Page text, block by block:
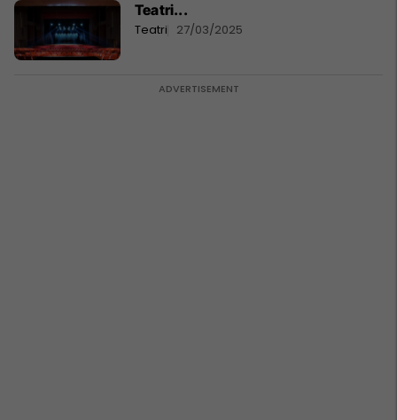
Teatri...
Teatri 27/03/2025